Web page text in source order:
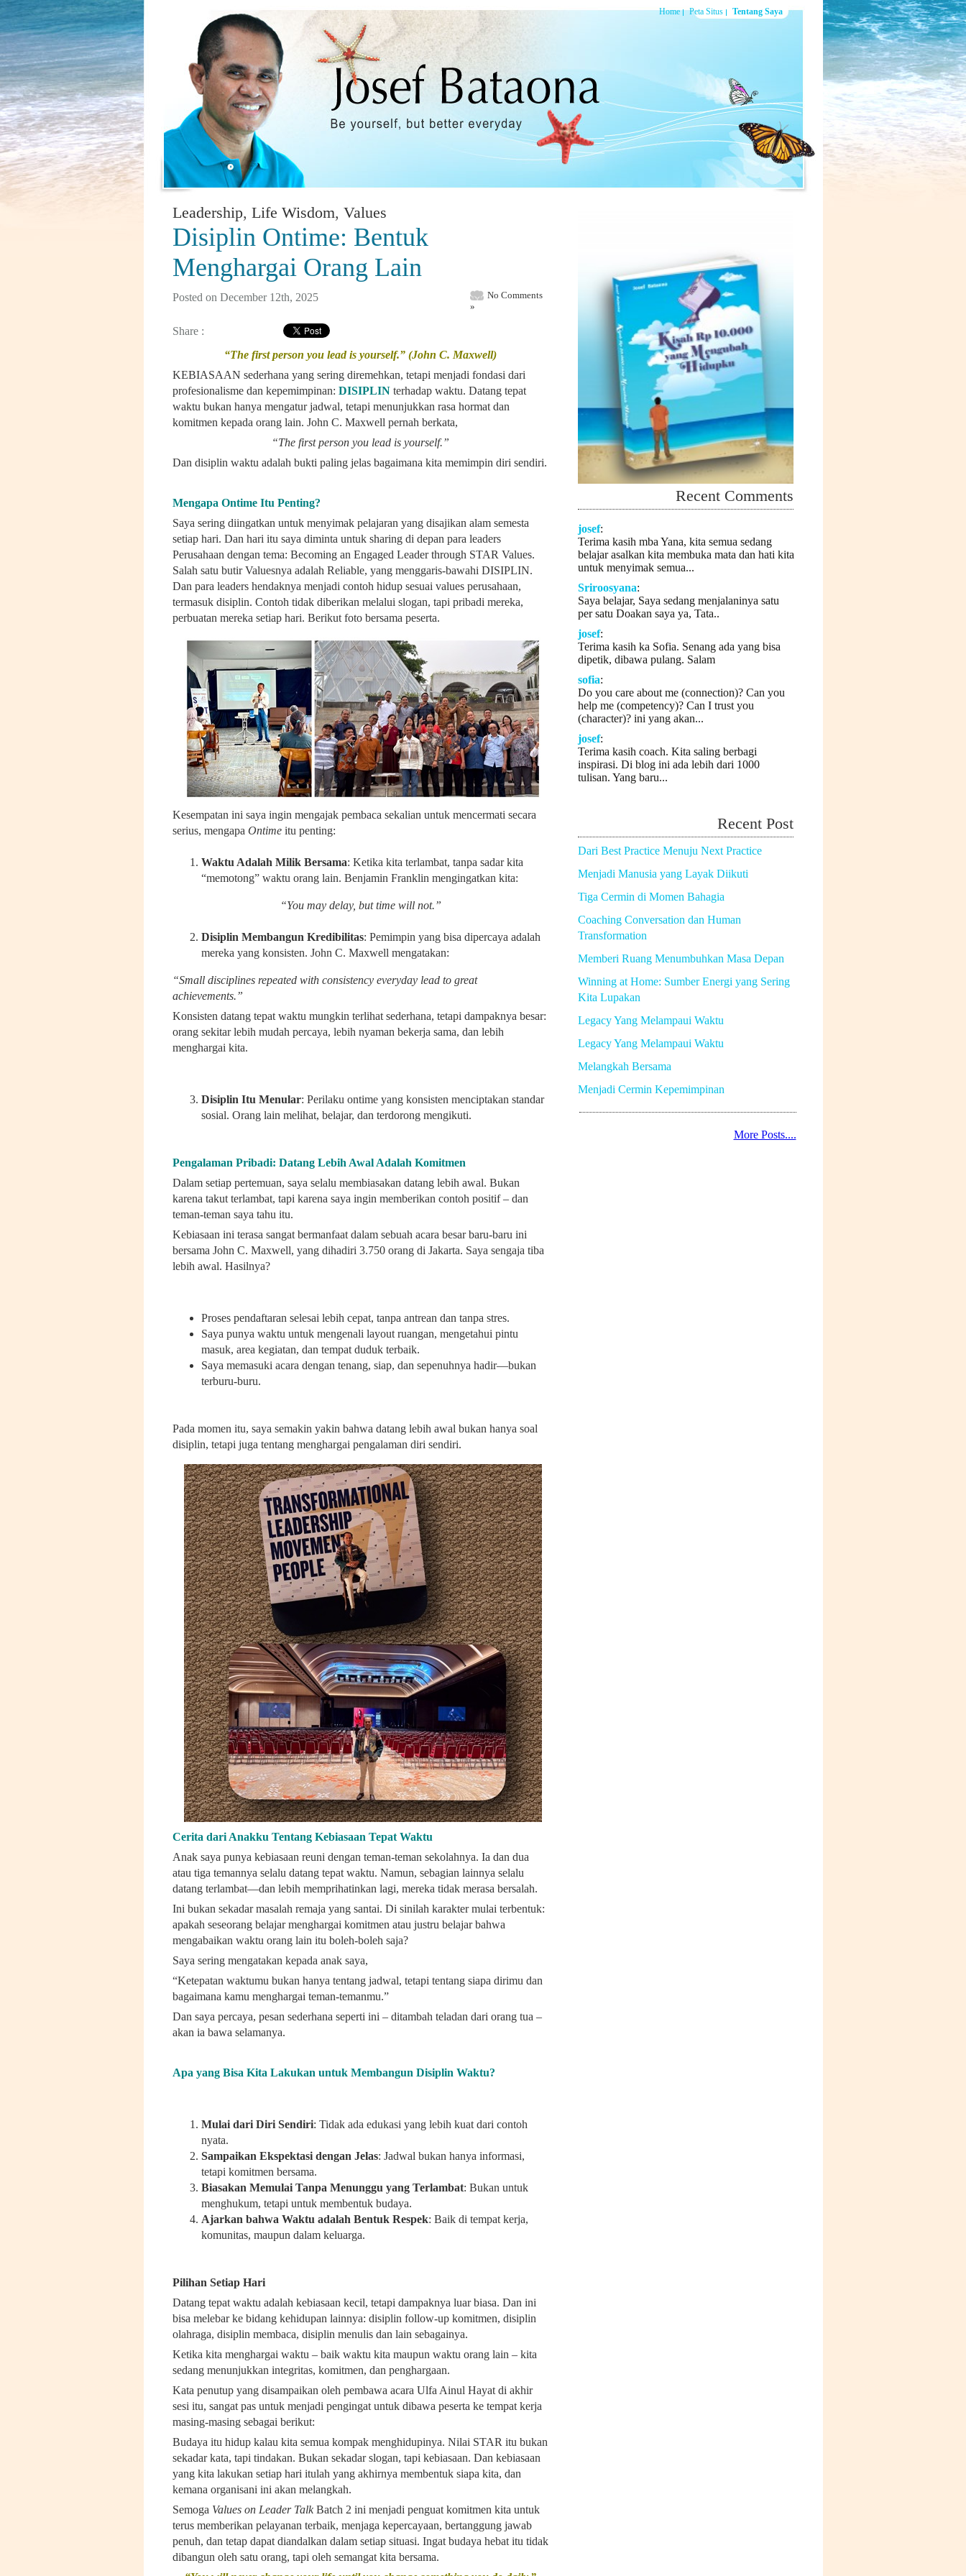
Home Peta Situs Tentang Saya
Leadership, Life Wisdom, Values
Disiplin Ontime: Bentuk
Menghargai Orang Lain
Posted on December 12th, 2025
No Comments
»
Share :
“The first person you lead is yourself.” (John C. Maxwell)
KEBIASAAN sederhana yang sering diremehkan, tetapi menjadi fondasi dari
profesionalisme dan kepemimpinan: DISIPLINterhadap waktu. Datang tepat
waktu bukan hanya mengatur jadwal, tetapi menunjukkan rasa hormat dan
komitmen kepada orang lain. John C. Maxwell pernah berkata,
“The first person you lead is yourself.”
Dan disiplin waktu adalah bukti paling jelas bagaimana kita memimpin diri sendiri.
Mengapa Ontime Itu Penting?
Saya sering diingatkan untuk menyimak pelajaran yang disajikan alam semesta
setiap hari. Dan hari itu saya diminta untuk sharing di depan para leaders
Perusahaan dengan tema: Becoming an Engaged Leader through STAR Values.
Salah satu butir Valuesnya adalah Reliable, yang menggaris-bawahi DISIPLIN.
Dan para leaders hendaknya menjadi contoh hidup sesuai values perusahaan,
termasuk disiplin. Contoh tidak diberikan melalui slogan, tapi pribadi mereka,
perbuatan mereka setiap hari. Berikut foto bersama peserta.
Kesempatan ini saya ingin mengajak pembaca sekalian untuk mencermati secara
serius, mengapa Ontimeitu penting:
Waktu Adalah Milik Bersama: Ketika kita terlambat, tanpa sadar kita
“memotong” waktu orang lain. Benjamin Franklin mengingatkan kita:
“You may delay, but time will not.”
Disiplin Membangun Kredibilitas: Pemimpin yang bisa dipercaya adalah
mereka yang konsisten. John C. Maxwell mengatakan:
“Small disciplines repeated with consistency everyday lead to great
achievements.”
Konsisten datang tepat waktu mungkin terlihat sederhana, tetapi dampaknya besar:
orang sekitar lebih mudah percaya, lebih nyaman bekerja sama, dan lebih
menghargai kita.
Disiplin Itu Menular: Perilaku ontime yang konsisten menciptakan standar
sosial. Orang lain melihat, belajar, dan terdorong mengikuti.
Pengalaman Pribadi: Datang Lebih Awal Adalah Komitmen
Dalam setiap pertemuan, saya selalu membiasakan datang lebih awal. Bukan
karena takut terlambat, tapi karena saya ingin memberikan contoh positif – dan
teman-teman saya tahu itu.
Kebiasaan ini terasa sangat bermanfaat dalam sebuah acara besar baru-baru ini
bersama John C. Maxwell, yang dihadiri 3.750 orang di Jakarta. Saya sengaja tiba
lebih awal. Hasilnya?
Proses pendaftaran selesai lebih cepat, tanpa antrean dan tanpa stres.
Saya punya waktu untuk mengenali layout ruangan, mengetahui pintu
masuk, area kegiatan, dan tempat duduk terbaik.
Saya memasuki acara dengan tenang, siap, dan sepenuhnya hadir—bukan
terburu-buru.
Pada momen itu, saya semakin yakin bahwa datang lebih awal bukan hanya soal
disiplin, tetapi juga tentang menghargai pengalaman diri sendiri.
Cerita dari Anakku Tentang Kebiasaan Tepat Waktu
Anak saya punya kebiasaan reuni dengan teman-teman sekolahnya. Ia dan dua
atau tiga temannya selalu datang tepat waktu. Namun, sebagian lainnya selalu
datang terlambat—dan lebih memprihatinkan lagi, mereka tidak merasa bersalah.
Ini bukan sekadar masalah remaja yang santai. Di sinilah karakter mulai terbentuk:
apakah seseorang belajar menghargai komitmen atau justru belajar bahwa
mengabaikan waktu orang lain itu boleh-boleh saja?
Saya sering mengatakan kepada anak saya,
“Ketepatan waktumu bukan hanya tentang jadwal, tetapi tentang siapa dirimu dan
bagaimana kamu menghargai teman-temanmu.”
Dan saya percaya, pesan sederhana seperti ini – ditambah teladan dari orang tua –
akan ia bawa selamanya.
Apa yang Bisa Kita Lakukan untuk Membangun Disiplin Waktu?
Mulai dari Diri Sendiri: Tidak ada edukasi yang lebih kuat dari contoh
nyata.
Sampaikan Ekspektasi dengan Jelas: Jadwal bukan hanya informasi,
tetapi komitmen bersama.
Biasakan Memulai Tanpa Menunggu yang Terlambat: Bukan untuk
menghukum, tetapi untuk membentuk budaya.
Ajarkan bahwa Waktu adalah Bentuk Respek: Baik di tempat kerja,
komunitas, maupun dalam keluarga.
Pilihan Setiap Hari
Datang tepat waktu adalah kebiasaan kecil, tetapi dampaknya luar biasa. Dan ini
bisa melebar ke bidang kehidupan lainnya: disiplin follow-up komitmen, disiplin
olahraga, disiplin membaca, disiplin menulis dan lain sebagainya.
Ketika kita menghargai waktu – baik waktu kita maupun waktu orang lain – kita
sedang menunjukkan integritas, komitmen, dan penghargaan.
Kata penutup yang disampaikan oleh pembawa acara Ulfa Ainul Hayat di akhir
sesi itu, sangat pas untuk menjadi pengingat untuk dibawa peserta ke tempat kerja
masing-masing sebagai berikut:
Budaya itu hidup kalau kita semua kompak menghidupinya. Nilai STAR itu bukan
sekadar kata, tapi tindakan. Bukan sekadar slogan, tapi kebiasaan. Dan kebiasaan
yang kita lakukan setiap hari itulah yang akhirnya membentuk siapa kita, dan
kemana organisani ini akan melangkah.
Semoga Values on Leader TalkBatch 2 ini menjadi penguat komitmen kita untuk
terus memberikan pelayanan terbaik, menjaga kepercayaan, bertanggung jawab
penuh, dan tetap dapat diandalkan dalam setiap situasi. Ingat budaya hebat itu tidak
dibangun oleh satu orang, tapi oleh semangat kita bersama.
Recent Comments
josef:
Terima kasih mba Yana, kita semua sedang
belajar asalkan kita membuka mata dan hati kita
untuk menyimak semua...
Sriroosyana:
Saya belajar, Saya sedang menjalaninya satu
per satu Doakan saya ya, Tata..
josef:
Terima kasih ka Sofia. Senang ada yang bisa
dipetik, dibawa pulang. Salam
sofia:
Do you care about me (connection)? Can you
help me (competency)? Can I trust you
(character)? ini yang akan...
josef:
Terima kasih coach. Kita saling berbagi
inspirasi. Di blog ini ada lebih dari 1000
tulisan. Yang baru...
Recent Post
Dari Best Practice Menuju Next Practice
Menjadi Manusia yang Layak Diikuti
Tiga Cermin di Momen Bahagia
Coaching Conversation dan Human
Transformation
Memberi Ruang Menumbuhkan Masa Depan
Winning at Home: Sumber Energi yang Sering
Kita Lupakan
Legacy Yang Melampaui Waktu
Legacy Yang Melampaui Waktu
Melangkah Bersama
Menjadi Cermin Kepemimpinan
More Posts....